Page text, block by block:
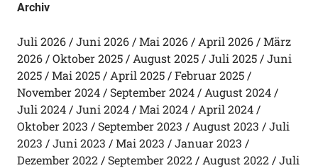
Archiv
Juli 2026 Juni 2026 Mai 2026 April 2026
März
2026
Oktober 2025 August 2025 Juli 2025
Juni
2025
Mai 2025 April 2025
Februar 2025
November 2024
September 2024
August 2024
Juli 2024
Juni 2024 Mai 2024
April 2024
Oktober 2023
September 2023 August 2023
Juli
2023
Juni 2023 Mai 2023
Januar 2023
Dezember 2022
September 2022 August 2022
Juli